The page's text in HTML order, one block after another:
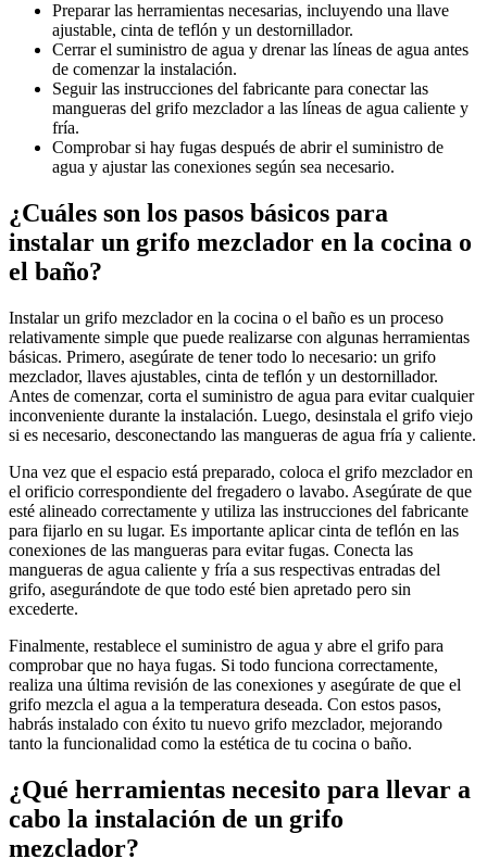
Preparar las herramientas necesarias, incluyendo una llave
ajustable, cinta de teflón y un destornillador.
Cerrar el suministro de agua y drenar las líneas de agua antes
de comenzar la instalación.
Seguir las instrucciones del fabricante para conectar las
mangueras del grifo mezclador a las líneas de agua caliente y
fría.
Comprobar si hay fugas después de abrir el suministro de
agua y ajustar las conexiones según sea necesario.
¿Cuáles son los pasos básicos para
instalar un grifo mezclador en la cocina o
el baño?
Instalar un grifo mezclador en la cocina o el baño es un proceso
relativamente simple que puede realizarse con algunas herramientas
básicas. Primero, asegúrate de tener todo lo necesario: un grifo
mezclador, llaves ajustables, cinta de teflón y un destornillador.
Antes de comenzar, corta el suministro de agua para evitar cualquier
inconveniente durante la instalación. Luego, desinstala el grifo viejo
si es necesario, desconectando las mangueras de agua fría y caliente.
Una vez que el espacio está preparado, coloca el grifo mezclador en
el orificio correspondiente del fregadero o lavabo. Asegúrate de que
esté alineado correctamente y utiliza las instrucciones del fabricante
para fijarlo en su lugar. Es importante aplicar cinta de teflón en las
conexiones de las mangueras para evitar fugas. Conecta las
mangueras de agua caliente y fría a sus respectivas entradas del
grifo, asegurándote de que todo esté bien apretado pero sin
excederte.
Finalmente, restablece el suministro de agua y abre el grifo para
comprobar que no haya fugas. Si todo funciona correctamente,
realiza una última revisión de las conexiones y asegúrate de que el
grifo mezcla el agua a la temperatura deseada. Con estos pasos,
habrás instalado con éxito tu nuevo grifo mezclador, mejorando
tanto la funcionalidad como la estética de tu cocina o baño.
¿Qué herramientas necesito para llevar a
cabo la instalación de un grifo
mezclador?